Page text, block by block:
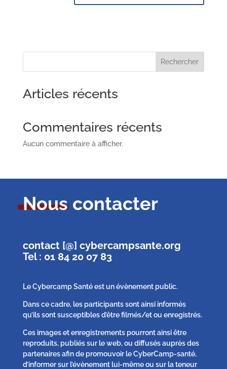
Rechercher
Articles récents
Commentaires récents
Aucun commentaire à afficher.
Nous contacter
contact [@] cybercampsante.org
Tel : 01 84 20 07 83
Le Cybercamp Santé est un évènement public.
Dans ce cadre, les participants sont ainsi informés
qu’ils sont susceptibles d’être filmés/et ou enregistrés.
Ces images et enregistrements pourront ainsi être
reproduits, publiés sur le web, ou diffusés auprès des
partenaires afin de promouvoir le CyberCamp-santé,
d’informer sur l’évènement lui-même ou sur la teneur